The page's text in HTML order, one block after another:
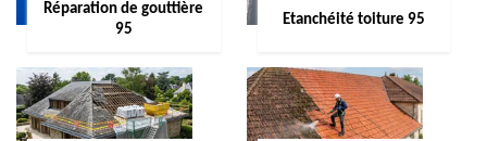
Réparation de gouttière
95
Etanchéité toiture 95